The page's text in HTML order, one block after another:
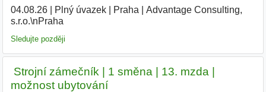
04.08.26| Plný úvazek| Praha
Advantage Consulting,
s.r.o.\nPraha
Sledujte později
️ Strojní zámečník | 1 směna | 13. mzda |
možnost ubytování